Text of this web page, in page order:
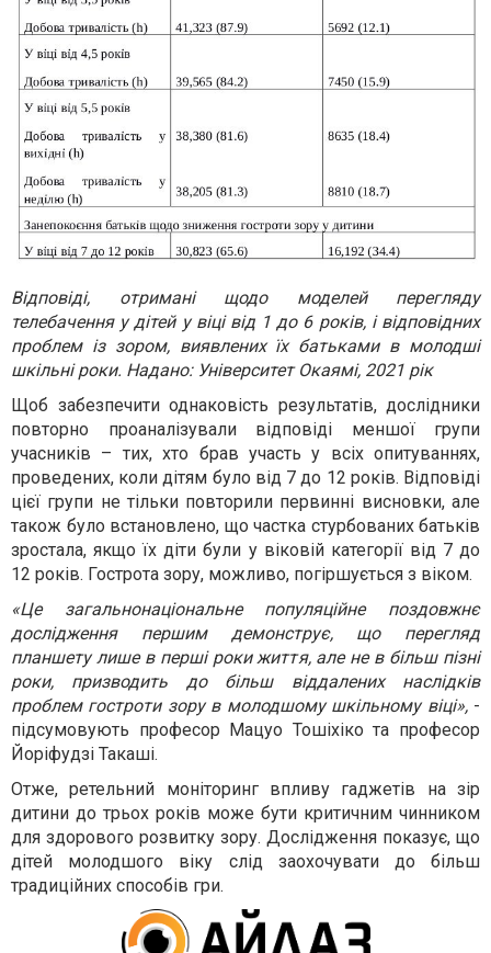
Відповіді, отримані щодо моделей перегляду
телебачення у дітей у віці від 1 до 6 років, і відповідних
проблем із зором, виявлених їх батьками в молодші
шкільні роки. Надано: Університет Окаямі, 2021 рік
Щоб забезпечити однаковість результатів, дослідники
повторно проаналізували відповіді меншої групи
учасників – тих, хто брав участь у всіх опитуваннях,
проведених, коли дітям було від 7 до 12 років. Відповіді
цієї групи не тільки повторили первинні висновки, але
також було встановлено, що частка стурбованих батьків
зростала, якщо їх діти були у віковій категорії від 7 до
12 років. Гострота зору, можливо, погіршується з віком.
«Це загальнонаціональне популяційне поздовжнє
дослідження першим демонструє, що перегляд
планшету лише в перші роки життя, але не в більш пізні
роки, призводить до більш віддалених наслідків
проблем гостроти зору в молодшому шкільному віці»,-
підсумовують професор Мацуо Тошіхіко та професор
Йоріфудзі Такаші.
Отже, ретельний моніторинг впливу гаджетів на зір
дитини до трьох років може бути критичним чинником
для здорового розвитку зору. Дослідження показує, що
дітей молодшого віку слід заохочувати до більш
традиційних способів гри.